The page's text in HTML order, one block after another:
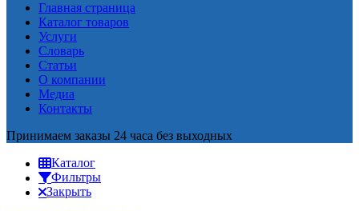
Главная страница
Каталог товаров
Услуги
Словарь
Статьи
О компании
Медиа
Контакты
Принимаем заказы 24 часа без выходных
Каталог
Фильтры
Закрыть